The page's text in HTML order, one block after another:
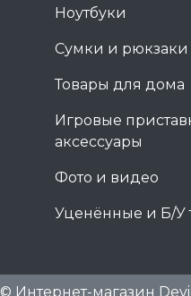
Ноутбуки
Сумки и рюкзаки
Товары для дома
Игровые
аксессуары
Фото и видео
Уценённые и Б/У
© Интернет-магазин